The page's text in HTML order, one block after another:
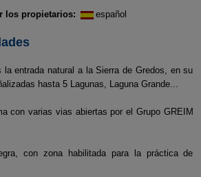
los propietarios: español
la entrada natural a la Sierra de Gredos, en su
hasta 5 Lagunas, Laguna Grande...
con varias vias abiertas por el Grupo GREIM
con zona habilitada para la práctica de